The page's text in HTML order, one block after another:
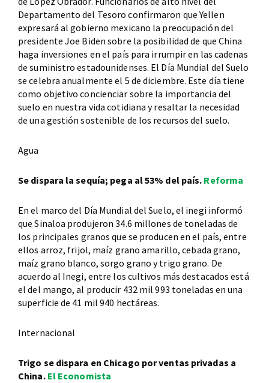
Departamento del Tesoro confirmaron que Yellen
expresará al gobierno mexicano la preocupación del
presidente Joe Biden sobre la posibilidad de que China
haga inversiones en el país para irrumpir en las cadenas
de suministro estadounidenses. El Día Mundial del Suelo
se celebra anualmente el 5 de diciembre. Este día tiene
como objetivo concienciar sobre la importancia del
suelo en nuestra vida cotidiana y resaltar la necesidad
de una gestión sostenible de los recursos del suelo.
Agua
Se dispara la sequía; pega al 53% del país. Reforma
En el marco del Día Mundial del Suelo, el inegi informó
que Sinaloa produjeron 34.6 millones de toneladas de
los principales granos que se producen en el país, entre
ellos arroz, frijol, maíz grano amarillo, cebada grano,
maíz grano blanco, sorgo grano y trigo grano. De
acuerdo al Inegi, entre los cultivos más destacados está
el del mango, al producir 432 mil 993 toneladas en una
superficie de 41 mil 940 hectáreas.
Internacional
Trigo se dispara en Chicago por ventas privadas a
China. El Economista